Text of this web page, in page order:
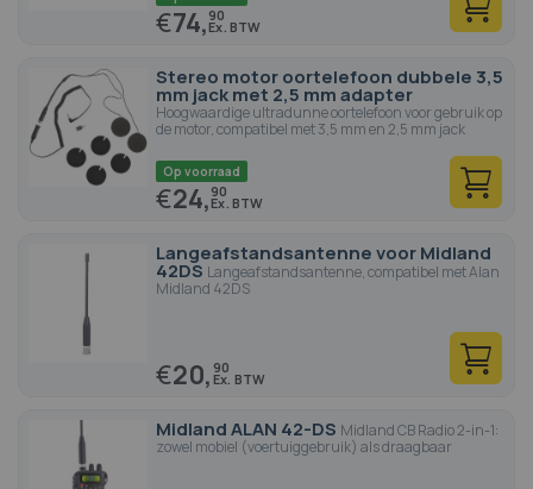
€74,90
Stereo motor oortelefoon dubbele 3,5
mm jack met 2,5 mm adapter
Hoogwaardige ultradunne oortelefoon voor gebruik op
de motor, compatibel met 3,5 mm en 2,5 mm jack
Op voorraad
€24,90
Langeafstandsantenne voor Midland
42DS Langeafstandsantenne, compatibel met Alan
Midland 42DS
€20, 90
Midland ALAN 42-DS Midland CB Radio 2-in-1:
zowel mobiel (voertuiggebruik) als draagbaar